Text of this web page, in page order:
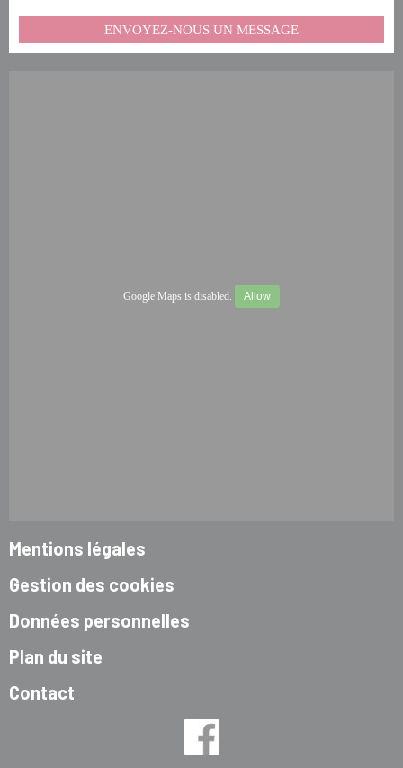
ENVOYEZ-NOUS UN MESSAGE
Google Maps is disabled. Allow
Mentions légales
Gestion des cookies
Données personnelles
Plan du site
Contact